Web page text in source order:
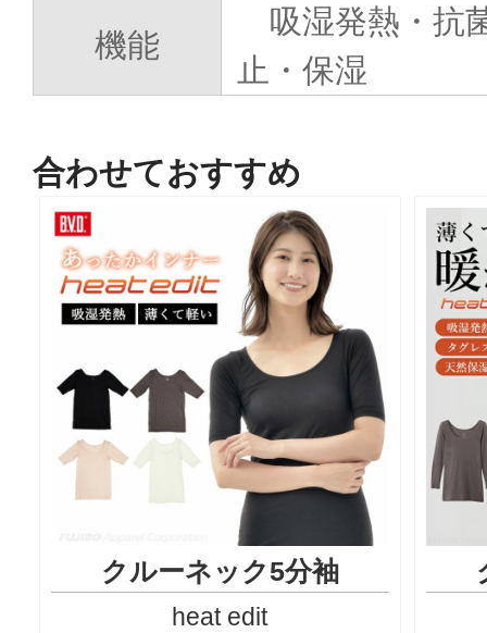
機能
吸湿発熱・抗
止・保湿
合わせておすすめ
クルーネック5分袖
heat edit